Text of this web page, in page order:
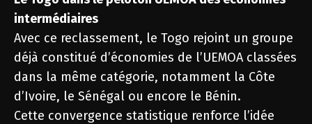
intermédiaires
Avec ce reclassement, le Togo rejoint un groupe
déjà constitué d’économies de l’UEMOA classées
dans la même catégorie, notamment la Côte
d’Ivoire, le Sénégal ou encore le Bénin.
Cette convergence statistique renforce l’idée